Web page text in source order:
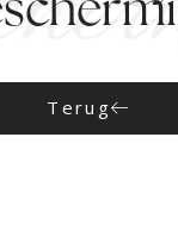
Terug